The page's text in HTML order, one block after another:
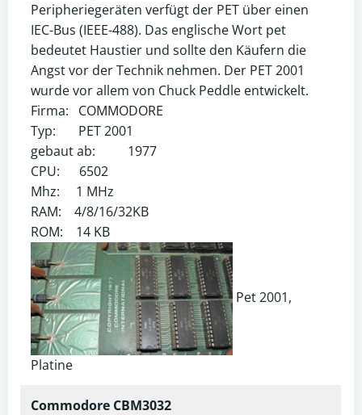
Peripheriegeräten verfügt der PET über einen
IEC-Bus (IEEE-488). Das englische Wort pet
bedeutet Haustier und sollte den Käufern die
Angst vor der Technik nehmen. Der PET 2001
wurde vor allem von Chuck Peddle entwickelt.
Firma: COMMODORE
Typ: PET 2001
gebaut ab: 1977
CPU: 6502
Mhz: 1 MHz
RAM: 4/8/16/32KB
ROM: 14 KB
Pet 2001,
Platine
Commodore CBM3032